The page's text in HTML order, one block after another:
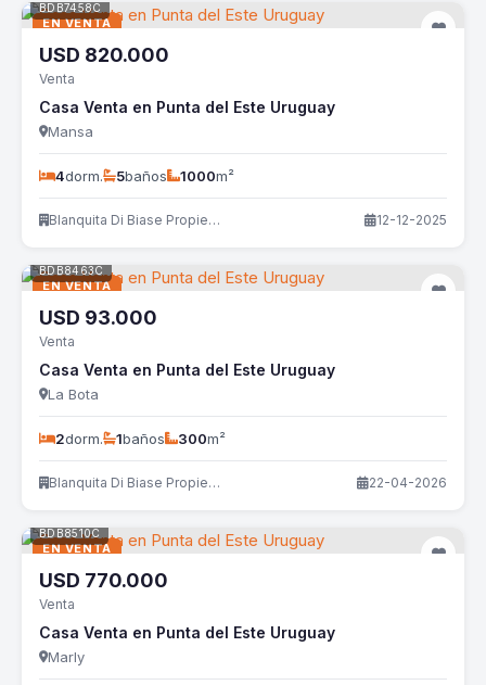
EN VENTA
BDB7458C
USD 820.000
Venta
Casa Venta en Punta del Este Uruguay
Mansa
4dorm. 5baños 1000m²
Blanquita Di Biase Propiedades 12-12-2025
EN VENTA
BDB8463C
USD 93.000
Venta
Casa Venta en Punta del Este Uruguay
La Bota
2dorm. 1baños 300m²
Blanquita Di Biase Propiedades 22-04-2026
EN VENTA
BDB8510C
USD 770.000
Venta
Casa Venta en Punta del Este Uruguay
Marly